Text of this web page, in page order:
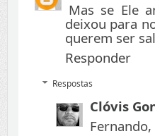
Mas se Ele
deixou para
querem ser
Responder
Respostas
Clóvis
Fernando,